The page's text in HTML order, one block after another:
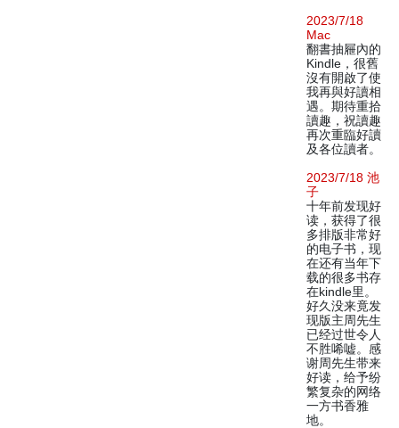
2023/7/18
Mac
翻書抽屜內的
Kindle，很舊
沒有開啟了使
我再與好讀相
遇。期待重拾
讀趣，祝讀趣
再次重臨好讀
及各位讀者。
2023/7/18 池
子
十年前发现好
读，获得了很
多排版非常好
的电子书，现
在还有当年下
载的很多书存
在kindle里。
好久没来竟发
现版主周先生
已经过世令人
不胜唏嘘。感
谢周先生带来
好读，给予纷
繁复杂的网络
一方书香雅
地。